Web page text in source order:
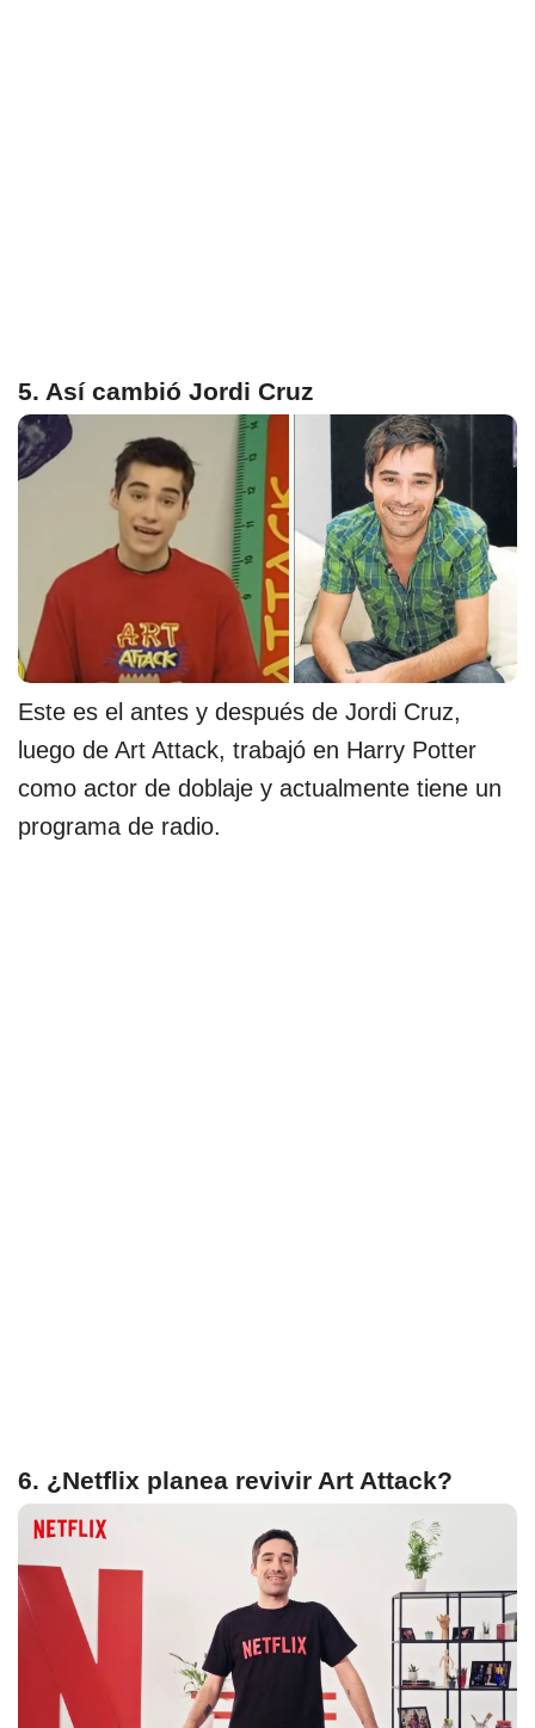
5. Así cambió Jordi Cruz
Este es el antes y después de Jordi Cruz,
luego de Art Attack, trabajó en Harry Potter
como actor de doblaje y actualmente tiene un
programa de radio.
6. ¿Netflix planea revivir Art Attack?